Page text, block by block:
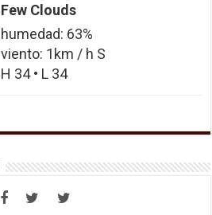
Few Clouds
humedad: 63%
viento: 1km / h S
H 34 • L 34